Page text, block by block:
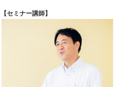
【セミナー講師】